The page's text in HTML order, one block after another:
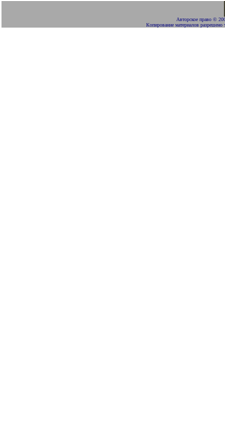
Авторское право ©
Копирование материалов